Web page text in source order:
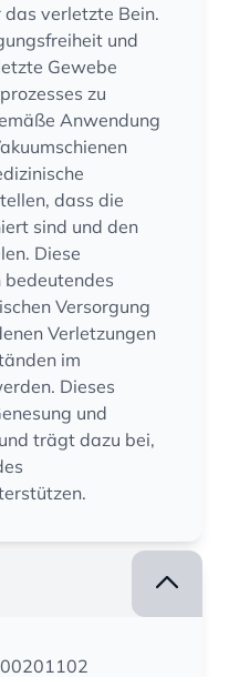
verletzte Bein.
und
Gewebe
zu
Anwendung
dass die
sind und den
Diese
bedeutendes
Versorgung
Verletzungen
im
Dieses
und
trägt dazu bei,